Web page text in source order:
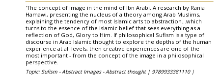
'The concept of image in the mind of Ibn Arabi, A research by Rania
Hamawi, presenting the nucleus of a theory among Arab Muslims,
explaining the tendency of most Islamic arts to abstraction...which
turns to the essence of the Islamic belief that sees everything as a
reflection of God, Glory to Him. If philosophical Sufism is a type of
discourse in Arab Islamic thought to explore the depths of the human
experience at all levels, then creative experiences are one of the
most important - from the concept of the image in a philosophical
perspective.
Topic: Sufism - Abstract Images - Abstract thought | 9789933381110 |